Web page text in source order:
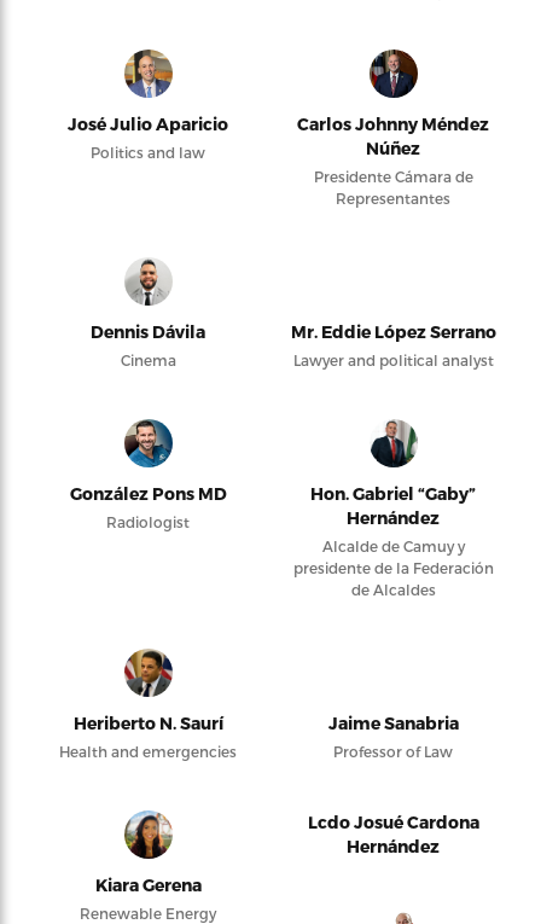
José Julio Aparicio
Politics and law
Carlos Johnny Méndez
Núñez
Presidente Cámara de
Representantes
Dennis Dávila
Cinema
Mr. Eddie López Serrano
Lawyer and political analyst
González Pons MD
Radiologist
Hon. Gabriel “Gaby”
Hernández
Alcalde de Camuy y
presidente de la Federación
de Alcaldes
Heriberto N. Saurí
Health and emergencies
Jaime Sanabria
Professor of Law
Kiara Gerena
Renewable Energy
Lcdo Josué Cardona
Hernández